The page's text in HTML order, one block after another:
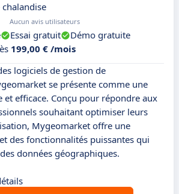
Aucun avis utilisateurs
Essai gratuit
Démo gratuite
199,00 € /mois
logiciels de gestion de
se présente comme une
efficace. Conçu pour répondre aux
souhaitant optimiser leurs
Mygeomarket offre une
des fonctionnalités puissantes qui
données géographiques.